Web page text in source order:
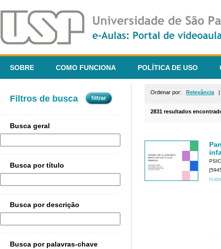
SOBRE COMO FUNCIONA POLÍTICA DE USO
Filtros de busca
Busca geral
Busca por título
Busca por descrição
Busca por palavras-chave
Ordenar por: Relevância
2831 resultados